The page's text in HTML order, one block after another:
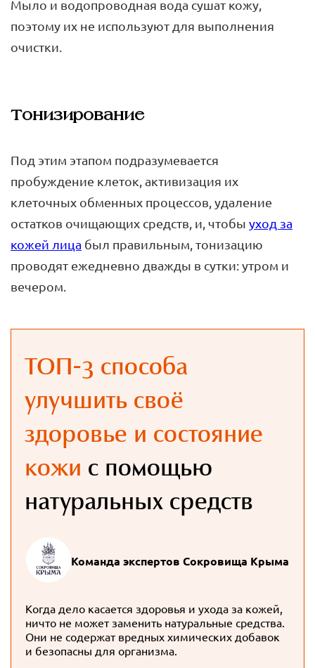
Мыло и водопроводная вода сушат кожу,
поэтому их не используют для выполнения
очистки.
Тонизирование
Под этим этапом подразумевается
пробуждение клеток, активизация их
клеточных обменных процессов, удаление
остатков очищающих средств, и, чтобы уход за
кожей лица был правильным, тонизацию
проводят ежедневно дважды в сутки: утром и
вечером.
ТОП-3 способа
улучшить своё
здоровье и состояние
кожи с помощью
натуральных средств
Команда экспертов Сокровища Крыма
Когда дело касается здоровья и ухода за кожей,
ничто не может заменить натуральные средства.
Они не содержат вредных химических добавок
и безопасны для организма.